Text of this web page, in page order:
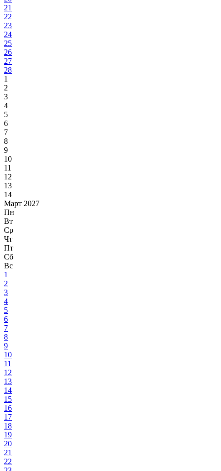
21
22
23
24
25
26
27
28
1
2
3
4
5
6
7
8
9
10
11
12
13
14
Март 2027
Пн
Вт
Ср
Чт
Пт
Сб
Вс
1
2
3
4
5
6
7
8
9
10
11
12
13
14
15
16
17
18
19
20
21
22